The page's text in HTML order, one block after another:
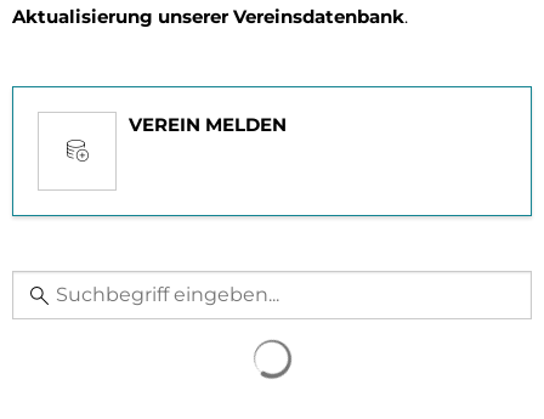
Aktualisierung unserer Vereinsdatenbank.
VEREIN MELDEN